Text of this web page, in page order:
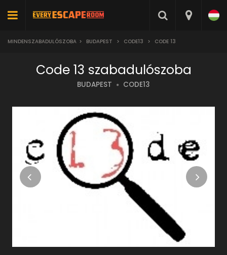
MINDENSZABADULÓSZOBA > BUDAPEST > CODE13 > CODE 13
Code 13 szabadulószoba
BUDAPEST CODE13